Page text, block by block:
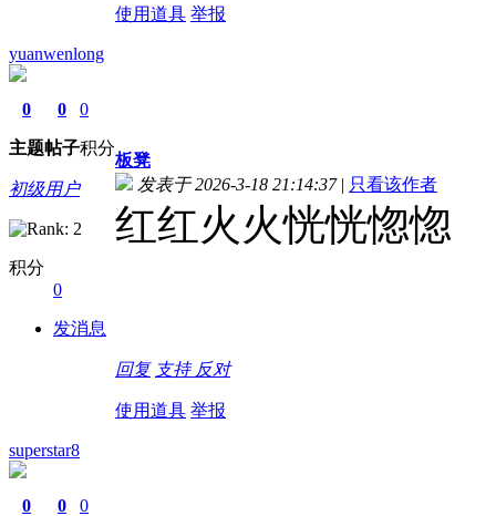
使用道具 举报
yuanwenlong
0
主题
0
帖子
0
积分
初级用户
积分
0
发消息
板凳
发表于 2026-3-18 21:14:37 | 只看该作者
红红火火恍恍惚惚
回复 支持 反对
使用道具 举报
superstar8
0 0 0